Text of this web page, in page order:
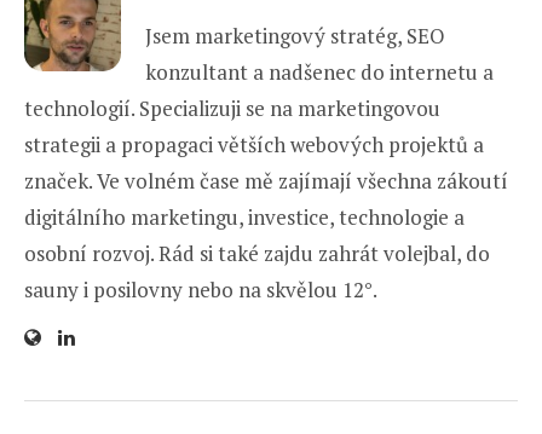
Jsem marketingový stratég, SEO
konzultant a nadšenec do internetu a
technologií. Specializuji se na marketingovou
strategii a propagaci větších webových projektů a
značek. Ve volném čase mě zajímají všechna zákoutí
digitálního marketingu, investice, technologie a
osobní rozvoj. Rád si také zajdu zahrát volejbal, do
sauny i posilovny nebo na skvělou 12°.